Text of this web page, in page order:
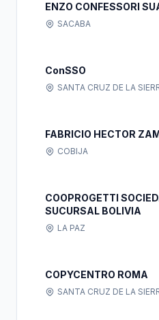
ENZO CONFESSORI
SACABA
ConSSO
SANTA CRUZ DE LA
FABRICIO HECTOR
COBIJA
COOPROGETTI
SUCURSAL BOLIVIA
LA PAZ
COPYCENTRO ROMA
SANTA CRUZ DE LA